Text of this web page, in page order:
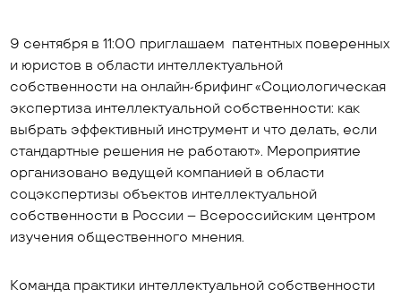
9 сентября в 11:00 приглашаем патентных поверенных
и юристов в области интеллектуальной
собственности на онлайн-брифинг «Социологическая
экспертиза интеллектуальной собственности: как
выбрать эффективный инструмент и что делать, если
стандартные решения не работают». Мероприятие
организовано ведущей компанией в области
соцэкспертизы объектов интеллектуальной
собственности в России – Всероссийским центром
изучения общественного мнения.
Команда практики интеллектуальной собственности